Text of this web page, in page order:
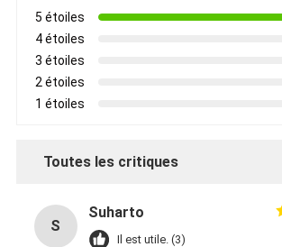
Bande de canevas d'aluminium
Ruban adhésif dégrossi par double
Panneau d'isolation électrique
5 étoiles
4 étoiles
3 étoiles
2 étoiles
1 étoiles
Toutes les critiques
S
Suharto
Il est utile. (3)